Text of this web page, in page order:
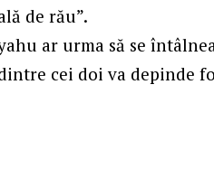
de rău”.
ar urma să se
cei doi va depinde